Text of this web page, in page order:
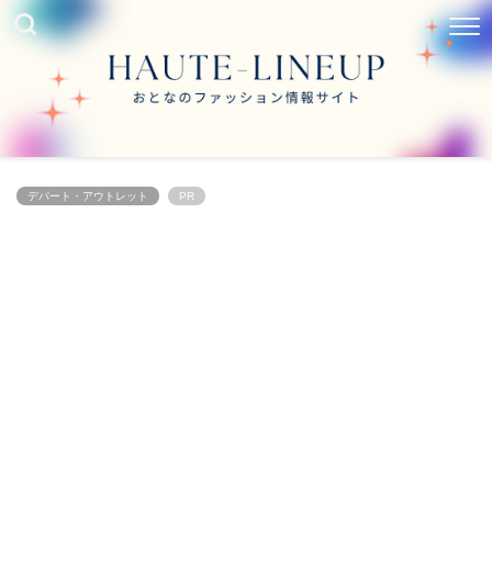
デパート・アウトレット PR